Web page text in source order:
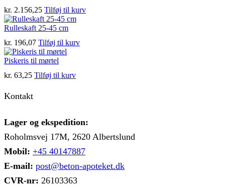
kan
vælges
på
varesiden
kr. 2.156,25 Tilføj til kurv
Rulleskaft 25-45 cm
kr. 196,07 Tilføj til kurv
Piskeris til mørtel
kr. 63,25 Tilføj til kurv
Kontakt
Lager og ekspedition:
Roholmsvej 17M, 2620 Albertslund
Mobil: +45 40147887
E-mail: post@beton-apoteket.dk
CVR-nr: 26103363